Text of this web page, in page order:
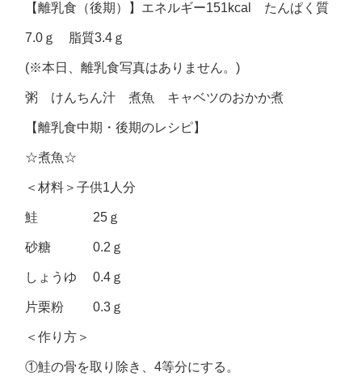
【離乳食（後期）】エネルギー151kcal たんぱく質
7.0ｇ 脂質3.4ｇ
(※本日、離乳食写真はありません。)
粥 けんちん汁 煮魚 キャベツのおかか煮
【離乳食中期・後期のレシピ】
☆煮魚☆
＜材料＞子供1人分
鮭 25ｇ
砂糖 0.2ｇ
しょうゆ 0.4ｇ
片栗粉 0.3ｇ
＜作り方＞
①鮭の骨を取り除き、4等分にする。